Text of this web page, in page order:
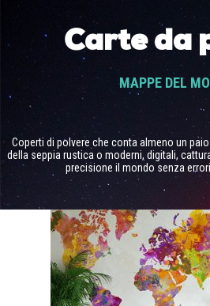
Carte da
MAPPE DEL
Coperti di polvere che conta almeno un
della seppia rustica o moderni, digitali,
precisione il mondo senza